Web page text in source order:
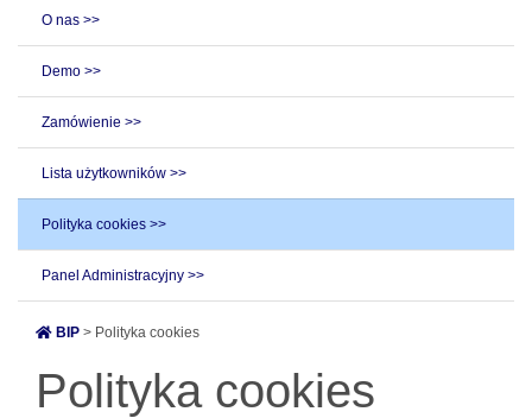
O nas >>
Demo >>
Zamówienie >>
Lista użytkowników >>
Polityka cookies >>
Panel Administracyjny >>
BIP > Polityka cookies
Polityka cookies